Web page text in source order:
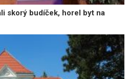
skorý budíček, horel byt na